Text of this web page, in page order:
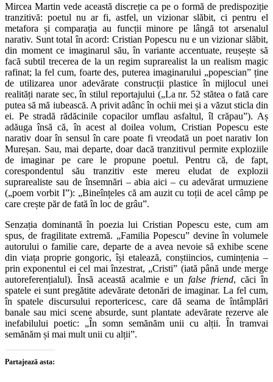
Mircea Martin vede această discreție ca pe o formă de predispoziție
tranzitivă: poetul nu ar fi, astfel, un vizionar slăbit, ci pentru el
metafora și comparația au funcții minore pe lângă tot arsenalul
narativ. Sunt total în acord: Cristian Popescu nu e un vizionar slăbit,
din moment ce imaginarul său, în variante accentuate, reușește să
facă subtil trecerea de la un regim suprarealist la un realism magic
rafinat; la fel cum, foarte des, puterea imaginarului „popescian” ține
de utilizarea unor adevărate construcții plastice în mijlocul unei
realități narate sec, în stilul reportajului („La nr. 52 stătea o fată care
putea să mă iubească. A privit adânc în ochii mei și a văzut sticla din
ei. Pe stradă rădăcinile copacilor umflau asfaltul, îl crăpau”). Aș
adăuga însă că, în acest al doilea volum, Cristian Popescu este
narativ doar în sensul în care poate fi vreodată un poet narativ Ion
Mureșan. Sau, mai departe, doar dacă tranzitivul permite exploziile
de imaginar pe care le propune poetul. Pentru că, de fapt,
corespondentul său tranzitiv este mereu eludat de explozii
suprarealiste sau de însemnări – abia aici – cu adevărat urmuziene
(„poem vorbit I”): „Bineînțeles că am auzit cu toții de acel câmp pe
care crește păr de fată în loc de grâu”.
Senzația dominantă în poezia lui Cristian Popescu este, cum am
spus, de fragilitate extremă. „Familia Popescu” devine în volumele
autorului o familie care, departe de a avea nevoie să exhibe scene
din viața proprie gongoric, își etalează, conștiincios, cumințenia –
prin exponentul ei cel mai înzestrat, „Cristi” (iată până unde merge
autoreferențialul). Însă această acalmie e un false friend, căci în
spatele ei sunt pregătite adevărate detonări de imaginar. La fel cum,
în spatele discursului reportericesc, care dă seama de întâmplări
banale sau mici scene absurde, sunt plantate adevărate rezerve ale
inefabilului poetic: „În somn semănăm unii cu alții. În tramvai
semănăm și mai mult unii cu alții”.
Partajează asta: